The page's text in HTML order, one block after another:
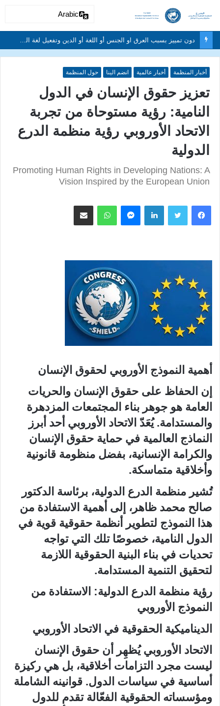
أخبار المنظمة أخبار عالمية انضم الينا حول المنظمة
تعزيز حقوق الإنسان في الدول
النامية: رؤية مستوحاة من تجربة
الاتحاد الأوروبي رؤية منظمة الدرع
الدولية
Promoting Human Rights in Developing Nations: A
Vision Inspired by the European Union
لينكدإن ماسنجر واتساب مشاركة عبر البريد
أهمية النموذج الأوروبي لحقوق الإنسان
إن الحفاظ على حقوق الإنسان والحريات
العامة هو جوهر بناء المجتمعات المزدهرة
والمستدامة. يُعَدّ الاتحاد الأوروبي أحد أبرز
النماذج العالمية في حماية حقوق الإنسان
والكرامة الإنسانية، بفضل منظومة قانونية
وأخلاقية متماسكة.
تُشير منظمة الدرع الدولية، برئاسة الدكتور
صالح محمد ظاهر، إلى أهمية الاستفادة من
هذا النموذج لتطوير أنظمة حقوقية قوية في
الدول النامية، خصوصًا تلك التي تواجه
تحديات في بناء البنية الحقوقية اللازمة
لتحقيق التنمية المستدامة.
رؤية منظمة الدرع الدولية: الاستفادة من
النموذج الأوروبي
الديناميكية الحقوقية في الاتحاد الأوروبي
الاتحاد الأوروبي يُظهِر أن حقوق الإنسان
ليست مجرد التزامات أخلاقية، بل هي ركيزة
أساسية في سياسات الدول. قوانينه الشاملة
ومؤسساته الحقوقية الفعّالة تقدم للدول
Arabic